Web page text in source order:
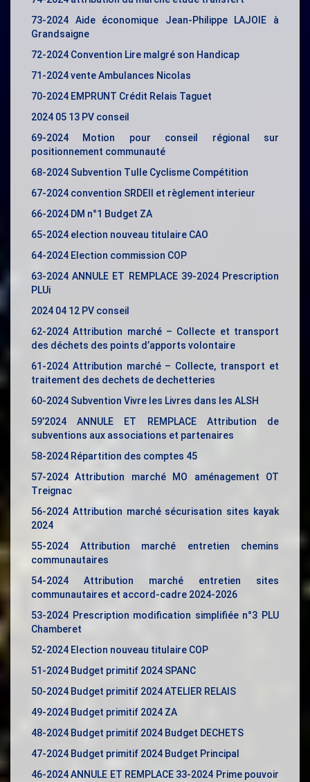
73-2024 Aide économique Jean-Philippe LAJOIE à
Grandsaigne
72-2024 Convention Lire malgré son Handicap
71-2024 vente Ambulances Nicolas
70-2024 EMPRUNT Crédit Relais Taguet
2024 05 13 PV conseil
69-2024 Motion pour conseil régional sur
positionnement communauté
68-2024 Subvention Tulle Cyclisme Compétition
67-2024 convention SRDEII et règlement interieur
66-2024 DM n°1 Budget ZA
65-2024 election nouveau titulaire CAO
64-2024 Election commission COP
63-2024 ANNULE ET REMPLACE 39-2024 Prescription
PLUi
2024 04 12 PV conseil
62-2024 Attribution marché – Collecte et transport
des déchets des points d’apports volontaire
61-2024 Attribution marché – Collecte, transport et
traitement des dechets de dechetteries
60-2024 Subvention Vivre les Livres dans les ALSH
59’2024 ANNULE ET REMPLACE Attribution de
subventions aux associations et partenaires
58-2024 Répartition des comptes 45
57-2024 Attribution marché MO aménagement OT
Treignac
56-2024 Attribution marché sécurisation sites kayak
2024
55-2024 Attribution marché entretien chemins
communautaires
54-2024 Attribution marché entretien sites
communautaires et accord-cadre 2024-2026
53-2024 Prescription modification simplifiée n°3 PLU
Chamberet
52-2024 Election nouveau titulaire COP
51-2024 Budget primitif 2024 SPANC
50-2024 Budget primitif 2024 ATELIER RELAIS
49-2024 Budget primitif 2024 ZA
48-2024 Budget primitif 2024 Budget DECHETS
47-2024 Budget primitif 2024 Budget Principal
46-2024 ANNULE ET REMPLACE 33-2024 Prime pouvoir